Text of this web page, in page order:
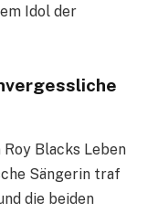
Idol der
Blacks Leben
Sängerin traf
die beiden